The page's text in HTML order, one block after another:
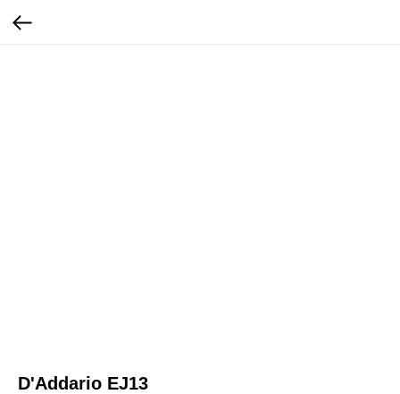
D'Addario EJ13